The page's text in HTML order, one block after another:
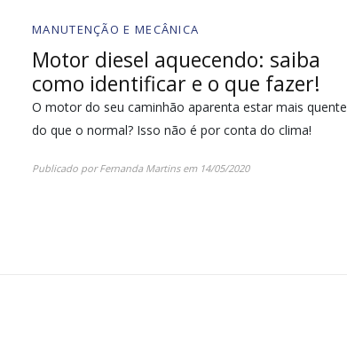
MANUTENÇÃO E MECÂNICA
Motor diesel aquecendo: saiba
como identificar e o que fazer!
O motor do seu caminhão aparenta estar mais quente
do que o normal? Isso não é por conta do clima!
Publicado porFernanda Martinsem 14/05/2020